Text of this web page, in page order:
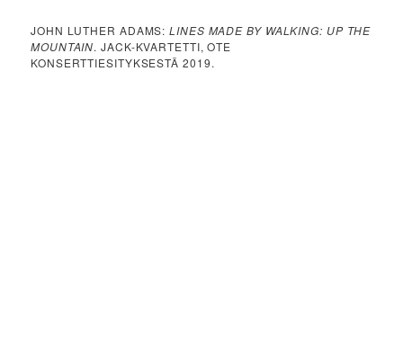
JOHN LUTHER ADAMS:LINES MADE BY WALKING: UP THE
MOUNTAIN. JACK-KVARTETTI, OTE
KONSERTTIESITYKSESTÄ 2019.